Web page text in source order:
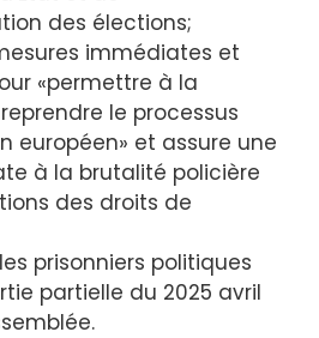
des élections;
immédiates et
«permettre à la
le processus
européen» et assure une
à la brutalité policière
des droits de
prisonniers politiques
partielle du 2025 avril